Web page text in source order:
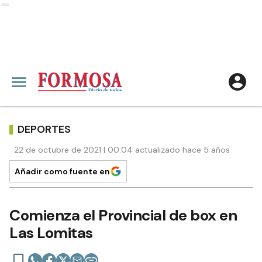
Ads
DEPORTES
22 de octubre de 2021 | 00:04 actualizado hace 5 años
Añadir como fuente en
Comienza el Provincial de box en
Las Lomitas